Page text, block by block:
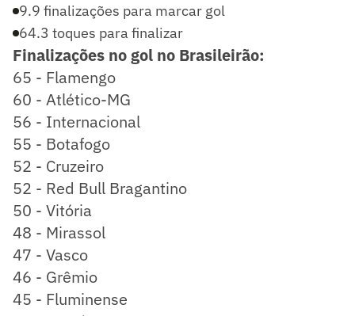
9.9 finalizações para marcar gol
64.3 toques para finalizar
Finalizações no gol no Brasileirão:
65 - Flamengo
60 - Atlético-MG
56 - Internacional
55 - Botafogo
52 - Cruzeiro
52 - Red Bull Bragantino
50 - Vitória
48 - Mirassol
47 - Vasco
46 - Grêmio
45 - Fluminense